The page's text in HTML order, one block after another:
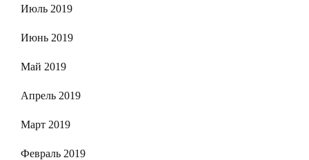
Июль 2019
Июнь 2019
Май 2019
Апрель 2019
Март 2019
Февраль 2019